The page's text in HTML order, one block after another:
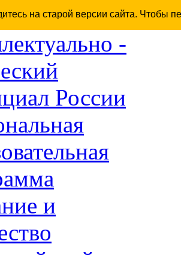
на старой версии сайта. Чтобы
-
России
и